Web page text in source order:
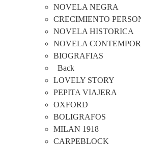
NOVELA NEGRA
CRECIMIENTO
NOVELA HISTORICA
NOVELA
BIOGRAFIAS
Back
LOVELY STORY
PEPITA VIAJERA
OXFORD
BOLIGRAFOS
MILAN 1918
CARPEBLOCK